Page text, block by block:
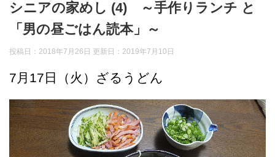
シニアの家めし (4) ～手作りランチ と
「男の昼ごはん読本」～
投稿日：2018年7月26日 更新日： 2019年7月10日
7月17日（火）ざるうどん